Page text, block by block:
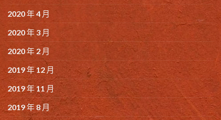
2020 年 4 月
2020 年 3 月
2020 年 2 月
2019 年 12 月
2019 年 11 月
2019 年 8 月